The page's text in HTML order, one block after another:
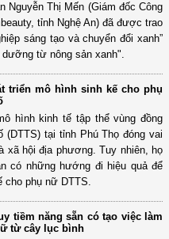
Nguyễn Thị Mến (Giám đốc Công
tỉnh Nghệ An) đã được trao
sáng tạo và chuyển đổi xanh”
từ nông sản xanh".
triển mô hình sinh kế cho phụ
hình kinh tế tập thể vùng đồng
(DTTS) tại tỉnh Phú Thọ đóng vai
xã hội địa phương. Tuy nhiên, họ
có những hướng đi hiệu quả để
cho phụ nữ DTTS.
tiềm năng sẵn có tạo việc làm
từ cây lục bình